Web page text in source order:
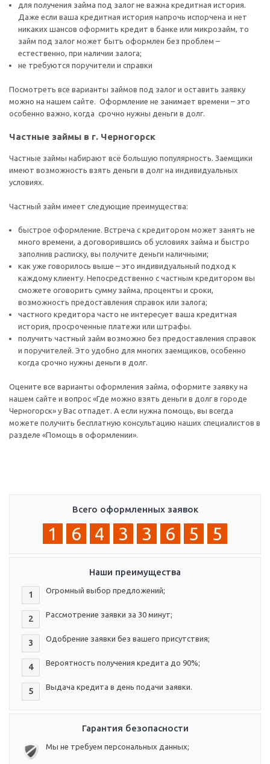
для получения займа под залог не важна кредитная история.
Даже если ваша кредитная история напрочь испорчена и нет
никаких шансов оформить кредит в банке или микрозайм, то
займ под залог может быть оформлен без проблем –
естественно, при наличии залога;
не требуются поручители и справки
Посмотреть все варианты займов под залог и оставить заявку
можно на нашем сайте. Оформление не занимает времени – это
особенно важно, когда срочно нужны деньги в долг.
Частные займы в г. Черногорск
Частные займы набирают всё большую популярность. Заемщики
имеют возможность взять деньги в долг на индивидуальных
условиях.
Частный займ имеет следующие преимущества:
быстрое оформление. Встреча с кредитором может занять не
много времени, а договорившись об условиях займа и быстро
заполнив расписку, вы получите деньги наличными;
как уже говорилось выше – это индивидуальный подход к
каждому клиенту. Непосредственно с частным кредитором вы
сможете оговорить сумму займа, проценты и сроки,
возможность предоставления справок или залога;
частного кредитора часто не интересует ваша кредитная
история, просроченные платежи или штрафы.
получить частный займ возможно без предоставления справок
и поручителей. Это удобно для многих заемщиков, особенно
когда срочно нужны деньги в долг.
Оцените все варианты оформления займа, оформите заявку на
нашем сайте и вопрос «Где можно взять деньги в долг в городе
Черногорск» у Вас отпадет. А если нужна помощь, вы всегда
можете получить бесплатную консультацию наших специалистов в
разделе «Помощь в оформлении».
Всего оформленных заявок
1 6 4 3 3 6 5 5
Наши преимущества
1 Огромный выбор предложений;
2 Рассмотрение заявки за 30 минут;
3 Одобрение заявки без вашего присутствия;
4 Вероятность получения кредита до 90%;
5 Выдача кредита в день подачи заявки.
Гарантия безопасности
Мы не требуем персональных данных;